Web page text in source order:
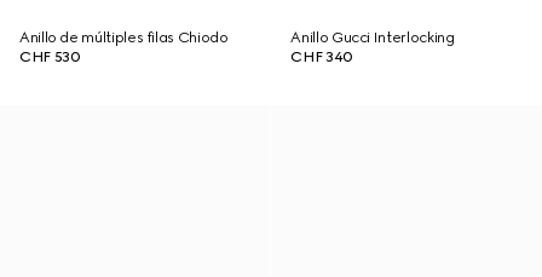
Anillo de múltiples filas Chiodo
CHF 530
Anillo Gucci Interlocking
CHF 340